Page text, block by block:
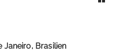
Janeiro, Brasilien